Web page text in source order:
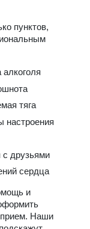
пунктов,
тяга
настроения
друзьями
сердца
и
прием. Наши